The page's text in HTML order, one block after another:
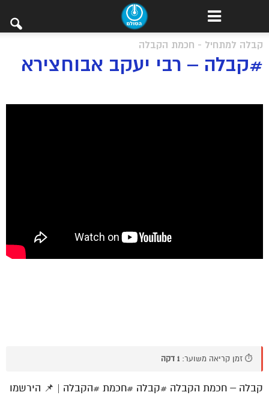
קבלה למתחיל - חכמת הקבלה
#קבלה – רבי יעקב אבוחצירא
⏱️ זמן קריאה משוער: 1 דקה
קבלה – חכמת הקבלה #קבלה #חכמת #הקבלה | 📌 הירשמו